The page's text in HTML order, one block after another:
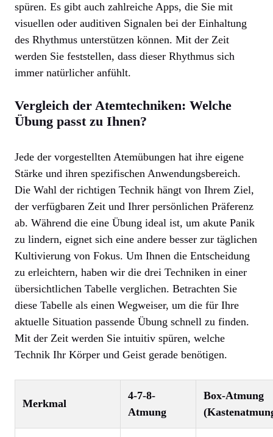
spüren. Es gibt auch zahlreiche Apps, die Sie mit
visuellen oder auditiven Signalen bei der Einhaltung
des Rhythmus unterstützen können. Mit der Zeit
werden Sie feststellen, dass dieser Rhythmus sich
immer natürlicher anfühlt.
Vergleich der Atemtechniken: Welche
Übung passt zu Ihnen?
Jede der vorgestellten Atemübungen hat ihre eigene
Stärke und ihren spezifischen Anwendungsbereich.
Die Wahl der richtigen Technik hängt von Ihrem Ziel,
der verfügbaren Zeit und Ihrer persönlichen Präferenz
ab. Während die eine Übung ideal ist, um akute Panik
zu lindern, eignet sich eine andere besser zur täglichen
Kultivierung von Fokus. Um Ihnen die Entscheidung
zu erleichtern, haben wir die drei Techniken in einer
übersichtlichen Tabelle verglichen. Betrachten Sie
diese Tabelle als einen Wegweiser, um die für Ihre
aktuelle Situation passende Übung schnell zu finden.
Mit der Zeit werden Sie intuitiv spüren, welche
Technik Ihr Körper und Geist gerade benötigen.
Merkmal
4-7-8-
Atmung
Box-Atmung